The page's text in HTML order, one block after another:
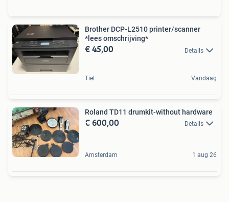
Brother DCP-L2510 printer/scanner
*lees omschrijving*
€ 45,00 Details
Tiel Vandaag
Roland TD11 drumkit-without hardware
€ 600,00 Details
Amsterdam 1 aug 26